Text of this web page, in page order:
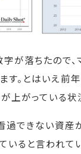
が落ちたので、
す。とはいえ前
上がっている状
過できない資産
いると言われて